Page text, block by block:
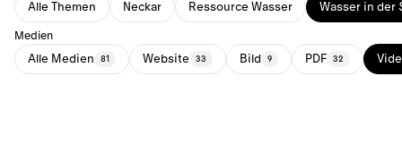
Alle Themen Neckar Ressource Wasser Wasser in der
Medien
Alle Medien 81 Website 33 Bild 9 PDF 32